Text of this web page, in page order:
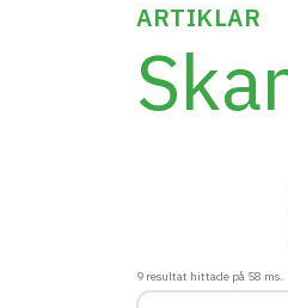
ARTIKLAR
9 resultat hittade på 58 ms.